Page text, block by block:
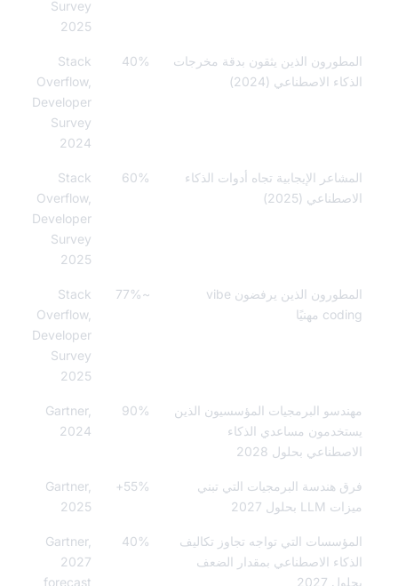
الذين يثقون بدقة مخرجات
الاصطناعي (2024)
40%
Stack
Overflow,
Developer
الإيجابية تجاه أدوات الذكاء
(2025)
60%
Stack
Overflow,
Developer
المطورون الذين يرفضون vibe
Stack
Overflow,
Developer
البرمجيات المؤسسيون الذين
مساعدي الذكاء
بحلول 2028
90%
Gartner,
هندسة البرمجيات التي تبني
55%+
Gartner,
التي تواجه تجاوز تكاليف
الاصطناعي بمقدار الضعف
40%
Gartner,